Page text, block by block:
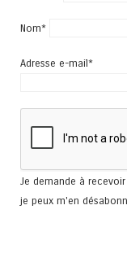
Nom*
Adresse e-mail*
Je demande à
je peux m'en